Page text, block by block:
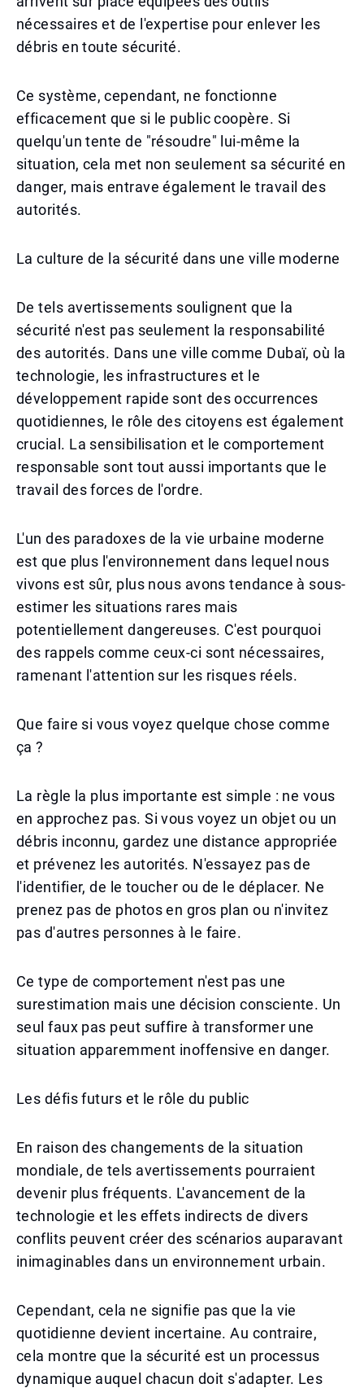
nécessaires et de l'expertise pour enlever les
débris en toute sécurité.
Ce système, cependant, ne fonctionne
efficacement que si le public coopère. Si
quelqu'un tente de "résoudre" lui-même la
situation, cela met non seulement sa sécurité en
danger, mais entrave également le travail des
autorités.
La culture de la sécurité dans une ville moderne
De tels avertissements soulignent que la
sécurité n'est pas seulement la responsabilité
des autorités. Dans une ville comme Dubaï, où la
technologie, les infrastructures et le
développement rapide sont des occurrences
quotidiennes, le rôle des citoyens est également
crucial. La sensibilisation et le comportement
responsable sont tout aussi importants que le
travail des forces de l'ordre.
L'un des paradoxes de la vie urbaine moderne
est que plus l'environnement dans lequel nous
vivons est sûr, plus nous avons tendance à sous-
estimer les situations rares mais
potentiellement dangereuses. C'est pourquoi
des rappels comme ceux-ci sont nécessaires,
ramenant l'attention sur les risques réels.
Que faire si vous voyez quelque chose comme
ça ?
La règle la plus importante est simple : ne vous
en approchez pas. Si vous voyez un objet ou un
débris inconnu, gardez une distance appropriée
et prévenez les autorités. N'essayez pas de
l'identifier, de le toucher ou de le déplacer. Ne
prenez pas de photos en gros plan ou n'invitez
pas d'autres personnes à le faire.
Ce type de comportement n'est pas une
surestimation mais une décision consciente. Un
seul faux pas peut suffire à transformer une
situation apparemment inoffensive en danger.
Les défis futurs et le rôle du public
En raison des changements de la situation
mondiale, de tels avertissements pourraient
devenir plus fréquents. L'avancement de la
technologie et les effets indirects de divers
conflits peuvent créer des scénarios auparavant
inimaginables dans un environnement urbain.
Cependant, cela ne signifie pas que la vie
quotidienne devient incertaine. Au contraire,
cela montre que la sécurité est un processus
dynamique auquel chacun doit s'adapter. Les